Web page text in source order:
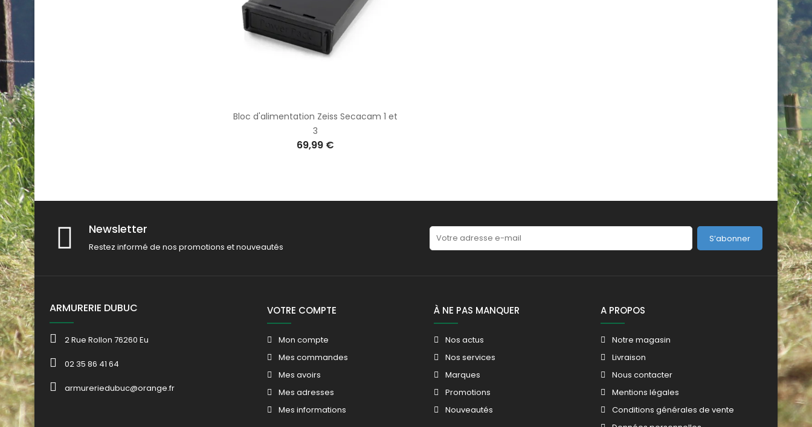
Bloc d'alimentation Zeiss Secacam 1 et
3
69,99 €
Newsletter
Restez informé de nos promotions et nouveautés
S’abonner
ARMURERIE DUBUC
2 Rue Rollon 76260 Eu
02 35 86 41 64
armureriedubuc@orange.fr
VOTRE COMPTE
Mon compte
Mes commandes
Mes avoirs
Mes adresses
Mes informations
À NE PAS MANQUER
Nos actus
Nos services
Marques
Promotions
Nouveautés
A PROPOS
Notre magasin
Livraison
Nous contacter
Mentions légales
Conditions générales de vente